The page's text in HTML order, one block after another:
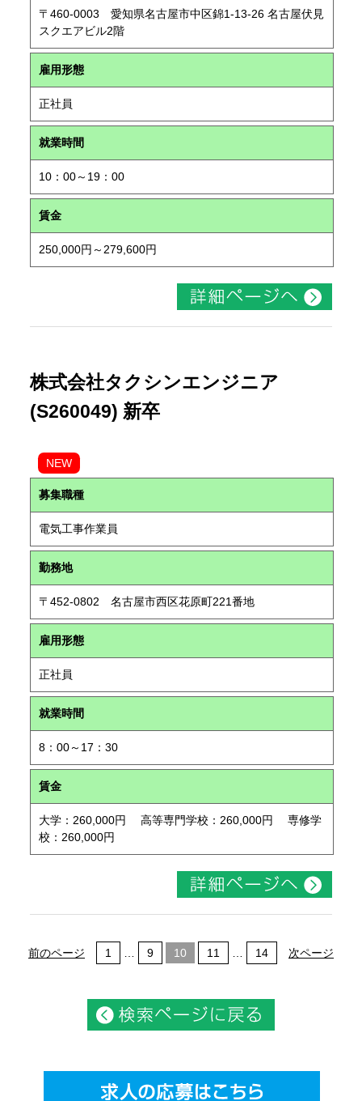
〒460-0003 愛知県名古屋市中区錦1-13-26 名古屋伏見
スクエアビル2階
雇用形態
正社員
就業時間
10：00～19：00
賃金
250,000円～279,600円
株式会社タクシンエンジニア
(S260049) 新卒
NEW
募集職種
電気工事作業員
勤務地
〒452-0802 名古屋市西区花原町221番地
雇用形態
正社員
就業時間
8：00～17：30
賃金
大学：260,000円 高等専門学校：260,000円 専修学
校：260,000円
前のページ 1 9 10 11 14 次ページ